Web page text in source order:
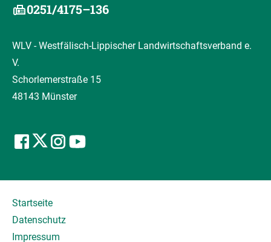
0251/4175–136
WLV - Westfälisch-Lippischer Landwirtschaftsverband e.
V.
Schorlemerstraße 15
48143 Münster
Startseite
Datenschutz
Impressum